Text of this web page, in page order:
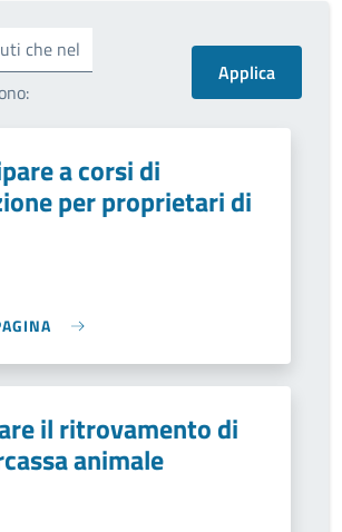
che nel
a corsi di
per proprietari di
il ritrovamento di
animale